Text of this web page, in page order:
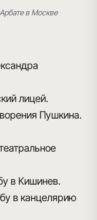
в Москве
лицей.
Пушкина.
в Кишинев.
в канцелярию